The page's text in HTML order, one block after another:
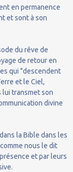
en permanence
et sont à son
du rêve de
de retour en
qui "descendent
et le Ciel,
lui transmet son
divine
la Bible dans les
nous le dit
et par leurs